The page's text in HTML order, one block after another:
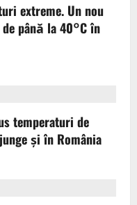
extreme. Un nou
până la 40°C în
temperaturi de
și în România